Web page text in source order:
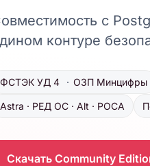
с
контуре
ФСТЭК УД 4 · ОЗП Минцифры
Astra · РЕД ОС · Alt · РОСА
Скачать Community